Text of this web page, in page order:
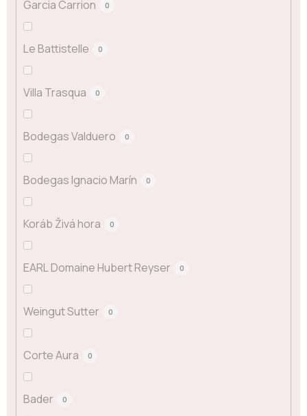
Garcia Carrion 0
Le Battistelle 0
Villa Trasqua 0
Bodegas Valduero 0
Bodegas Ignacio Marín 0
Koráb Živá hora 0
EARL Domaine Hubert Reyser 0
Weingut Sutter 0
Corte Aura 0
Bader 0